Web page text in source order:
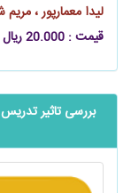
لیدا معمارپور ، مریم
قیمت : 20.000 ریال
بررسی تاثیر